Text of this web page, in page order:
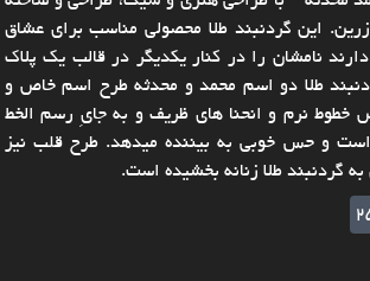
این گردنبند طلا محصولی مناسب برای عشاق
نامشان را در کنار یکدیگر در قالب یک پلاک
طلا دو اسم محمد و محدثه طرح اسم خاص و
خطوط نرم و انحنا های ظریف و به جایِ رسم الخط
است و حس خوبی به بیننده میدهد. طرح قلب نیز
گردنبند طلا زنانه بخشیده است.